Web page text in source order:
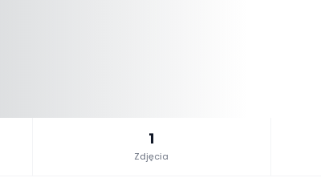
1
Zdjęcia